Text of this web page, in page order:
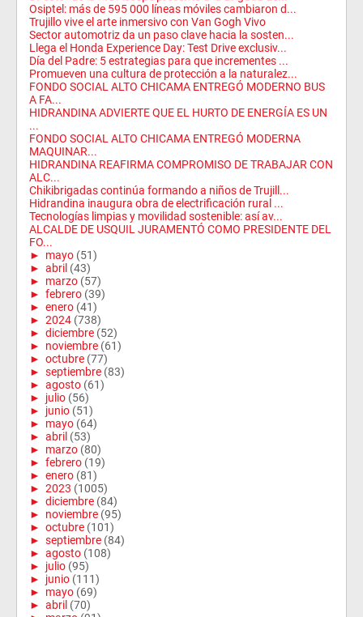
Osiptel: más de 595 000 líneas móviles cambiaron d...
Trujillo vive el arte inmersivo con Van Gogh Vivo
Sector automotriz da un paso clave hacia la sosten...
Llega el Honda Experience Day: Test Drive exclusiv...
Día del Padre: 5 estrategias para que incrementes ...
Promueven una cultura de protección a la naturalez...
FONDO SOCIAL ALTO CHICAMA ENTREGÓ MODERNO BUS
A FA...
HIDRANDINA ADVIERTE QUE EL HURTO DE ENERGÍA ES UN
...
FONDO SOCIAL ALTO CHICAMA ENTREGÓ MODERNA
MAQUINAR...
HIDRANDINA REAFIRMA COMPROMISO DE TRABAJAR CON
ALC...
Chikibrigadas continúa formando a niños de Trujill...
Hidrandina inaugura obra de electrificación rural ...
Tecnologías limpias y movilidad sostenible: así av...
ALCALDE DE USQUIL JURAMENTÓ COMO PRESIDENTE DEL
FO...
► mayo (51)
► abril (43)
► marzo (57)
► febrero (39)
► enero (41)
► 2024 (738)
► diciembre (52)
► noviembre (61)
► octubre (77)
► septiembre (83)
► agosto (61)
► julio (56)
► junio (51)
► mayo (64)
► abril (53)
► marzo (80)
► febrero (19)
► enero (81)
► 2023 (1005)
► diciembre (84)
► noviembre (95)
► octubre (101)
► septiembre (84)
► agosto (108)
► julio (95)
► junio (111)
► mayo (69)
► abril (70)